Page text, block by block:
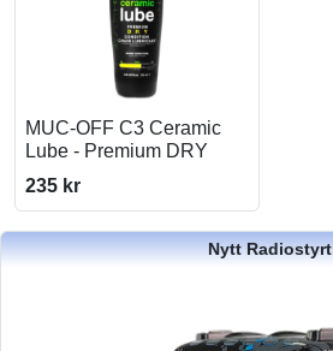
MUC-OFF C3 Ceramic
Lube - Premium DRY
235 kr
Nytt Radiostyrt